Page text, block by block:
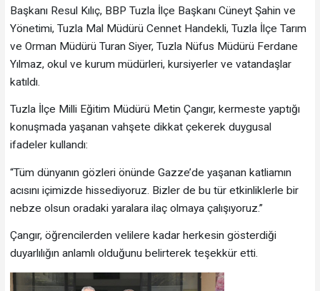
Başkanı Resul Kılıç, BBP Tuzla İlçe Başkanı Cüneyt Şahin ve
Yönetimi, Tuzla Mal Müdürü Cennet Handekli, Tuzla İlçe Tarım
ve Orman Müdürü Turan Siyer, Tuzla Nüfus Müdürü Ferdane
Yılmaz, okul ve kurum müdürleri, kursiyerler ve vatandaşlar
katıldı.
Tuzla İlçe Milli Eğitim Müdürü Metin Çangır, kermeste yaptığı
konuşmada yaşanan vahşete dikkat çekerek duygusal
ifadeler kullandı:
“Tüm dünyanın gözleri önünde Gazze’de yaşanan katliamın
acısını içimizde hissediyoruz. Bizler de bu tür etkinliklerle bir
nebze olsun oradaki yaralara ilaç olmaya çalışıyoruz.”
Çangır, öğrencilerden velilere kadar herkesin gösterdiği
duyarlılığın anlamlı olduğunu belirterek teşekkür etti.